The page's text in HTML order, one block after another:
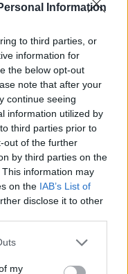
Information
to third parties, or
information for
the below opt-out
note that after your
continue seeing
information utilized by
third parties prior to
out of the further
by third parties on the
This information may
on the IAB’s List of
disclose it to other
my
a helyhatósági
Katalónia
szerzett önálló
Azonban
kerültek
szavazatok 29,9
újonnan alakuló,